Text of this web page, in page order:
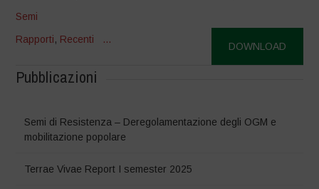
Semi
Rapporti, Recenti ...
DOWNLOAD
Pubblicazioni
Semi di Resistenza – Deregolamentazione degli OGM e
mobilitazione popolare
Terrae Vivae Report I semester 2025